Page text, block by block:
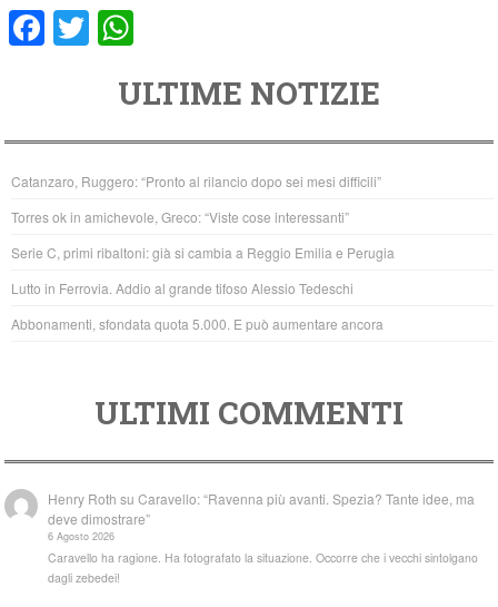
F
a
e
b
o
o
k
T
wi
er
at
s
A
p
p
ULTIME NOTIZIE
Catanzaro, Ruggero: “Pronto al rilancio dopo sei mesi difficili”
Torres ok in amichevole, Greco: “Viste cose interessanti”
Serie C, primi ribaltoni: già si cambia a Reggio Emilia e Perugia
Lutto in Ferrovia. Addio al grande tifoso Alessio Tedeschi
Abbonamenti, sfondata quota 5.000. E può aumentare ancora
ULTIMI COMMENTI
Henry Roth suCaravello: “Ravenna più avanti. Spezia? Tante idee, ma
deve dimostrare”
6 Agosto 2026
Caravello ha ragione. Ha fotografato la situazione. Occorre che i vecchi sintolgano
dagli zebedei!